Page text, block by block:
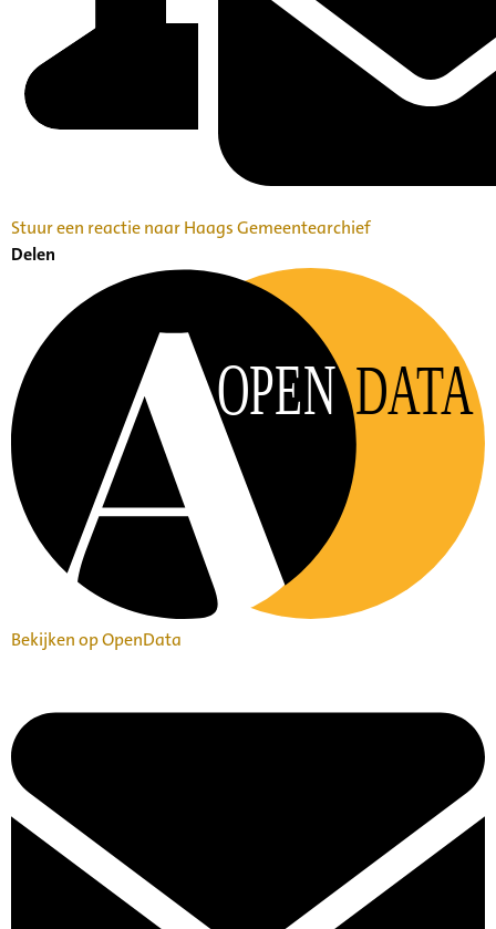
Stuur een reactie naar Haags Gemeentearchief
Delen
OPEN DATA
Bekijken op OpenData